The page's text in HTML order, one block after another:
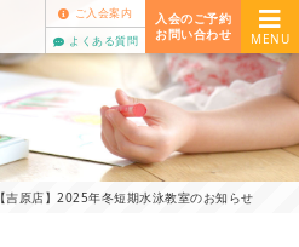
ご入会案内
よくある質問
入会のご予約
お問い合わせ
MENU
【吉原店】2025年冬短期水泳教室のお知らせ